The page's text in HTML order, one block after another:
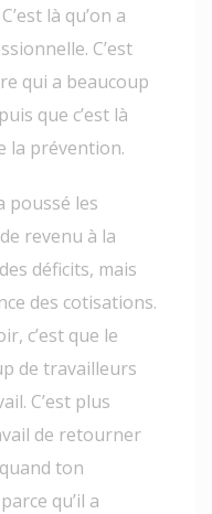
là qu’on a
C’est
qui a beaucoup
que c’est là
la prévention.
poussé les
revenu à la
déficits, mais
des cotisations.
c’est que le
de travailleurs
C’est plus
de retourner
ton
qu’il a